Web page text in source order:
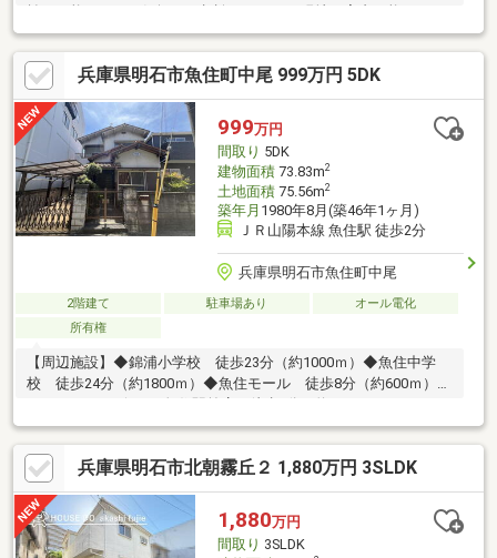
お問い合わせは 078-600-9946 までお気軽にお問合せください。
兵庫県明石市魚住町中尾 999万円 5DK
999万円
間取り 5DK
建物面積73.83m2
土地面積75.56m2
築年月 1980年8月(築46年1ヶ月)
ＪＲ山陽本線 魚住駅 徒歩2分
兵庫県明石市魚住町中尾
2階建て 駐車場あり
オール電化
所有権
【周辺施設】◆錦浦小学校 徒歩23分（約1000ｍ）◆魚住中学
校 徒歩24分（約1800ｍ）◆魚住モール 徒歩8分（約600ｍ）◆
探しはケイアイエポックメイキング（株）姫路店へお任せくださ
い！／☆幅広いご紹介♪気になる物件を一括でご紹介させて頂き
ます！☆住宅ローン相談無料対応！☆土日平日夜でもご対応可能
です！〇 ● 〇 30秒で来場予約 〇 ● 〇 「資料請求」はオ
レンジのボタン（無料）、「見学予約」は赤いボタン（無料）を
クリック♪メールだけで内覧予約ができちゃいます！お気軽にお問
い合わせください♪
兵庫県明石市北朝霧丘２ 1,880万円 3SLDK
1,880万円
間取り 3SLDK